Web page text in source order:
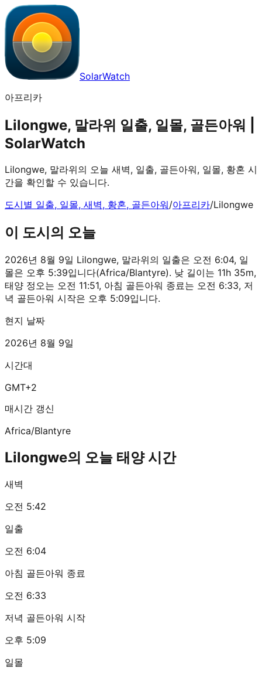
SolarWatch
아프리카
Lilongwe, 말라위 일출, 일몰, 골든아워 |
SolarWatch
Lilongwe, 말라위의 오늘 새벽, 일출, 골든아워, 일몰, 황혼 시
간을 확인할 수 있습니다.
도시별 일출, 일몰, 새벽, 황혼, 골든아워/아프리카/Lilongwe
이 도시의 오늘
2026년 8월 9일 Lilongwe, 말라위의 일출은 오전 6:04, 일
몰은 오후 5:39입니다(Africa/Blantyre). 낮 길이는 11h 35m,
태양 정오는 오전 11:51, 아침 골든아워 종료는 오전 6:33, 저
녁 골든아워 시작은 오후 5:09입니다.
현지 날짜
2026년 8월 9일
시간대
GMT+2
매시간 갱신
Africa/Blantyre
Lilongwe의 오늘 태양 시간
새벽
오전 5:42
일출
오전 6:04
아침 골든아워 종료
오전 6:33
저녁 골든아워 시작
오후 5:09
일몰